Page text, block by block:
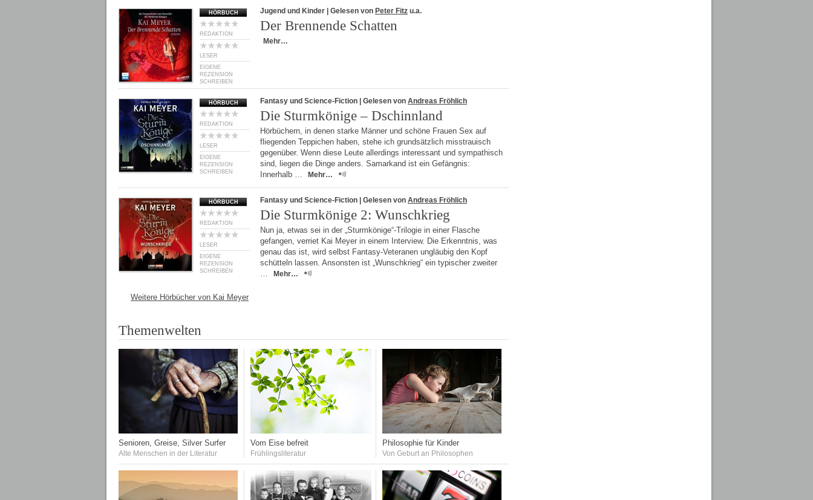
HÖRBUCH
REDAKTION
LESER
EIGENE
REZENSION
SCHREIBEN
Jugend und Kinder | Gelesen von Peter Fitz u.a.
Der Brennende Schatten
Mehr…
HÖRBUCH
REDAKTION
LESER
EIGENE
REZENSION
SCHREIBEN
Fantasy und Science-Fiction | Gelesen von Andreas Fröhlich
Die Sturmkönige – Dschinnland
Hörbüchern, in denen starke Männer und schöne Frauen Sex auf
fliegenden Teppichen haben, stehe ich grundsätzlich misstrauisch
gegenüber. Wenn diese Leute allerdings interessant und sympathisch
sind, liegen die Dinge anders. Samarkand ist ein Gefängnis:
Innerhalb …
Mehr…
HÖRBUCH
REDAKTION
LESER
EIGENE
REZENSION
SCHREIBEN
Fantasy und Science-Fiction | Gelesen von Andreas Fröhlich
Die Sturmkönige 2: Wunschkrieg
Nun ja, etwas sei in der „Sturmkönige“-Trilogie in einer Flasche
gefangen, verriet Kai Meyer in einem Interview. Die Erkenntnis, was
genau das ist, wird selbst Fantasy-Veteranen ungläubig den Kopf
schütteln lassen. Ansonsten ist „Wunschkrieg“ ein typischer zweiter
…
Mehr…
Weitere Hörbücher von Kai Meyer
Themenwelten
Senioren, Greise, Silver Surfer
Alte Menschen in der Literatur
Vom Eise befreit
Frühlingsliteratur
Philosophie für Kinder
Von Geburt an Philosophen